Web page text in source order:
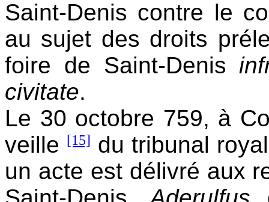
Saint-Denis contre le
au sujet des droits
foire de Saint-Denis
civitate.
Le 30 octobre 759, à
veille [15] du tribunal
un acte est délivré aux